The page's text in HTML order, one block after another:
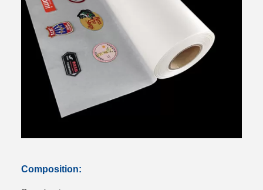
Composition: